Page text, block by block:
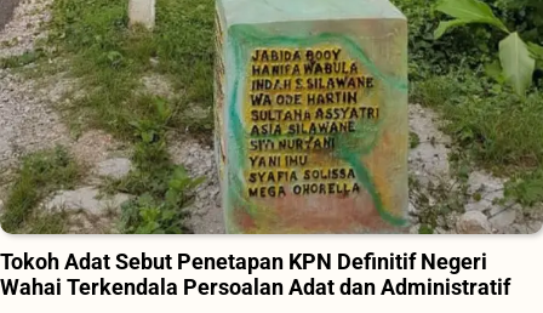
Tokoh Adat Sebut Penetapan KPN Definitif Negeri
Wahai Terkendala Persoalan Adat dan Administratif